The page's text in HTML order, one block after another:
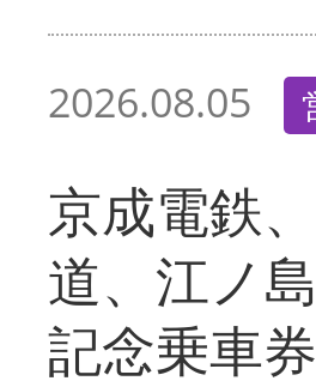
2026.08.05
京成電鉄
道、江ノ
記念乗車